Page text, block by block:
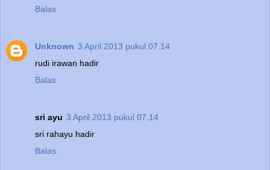
Balas
Unknown 3 April 2013 pukul 07.14
rudi irawan hadir
Balas
sri ayu 3 April 2013 pukul 07.14
sri rahayu hadir
Balas